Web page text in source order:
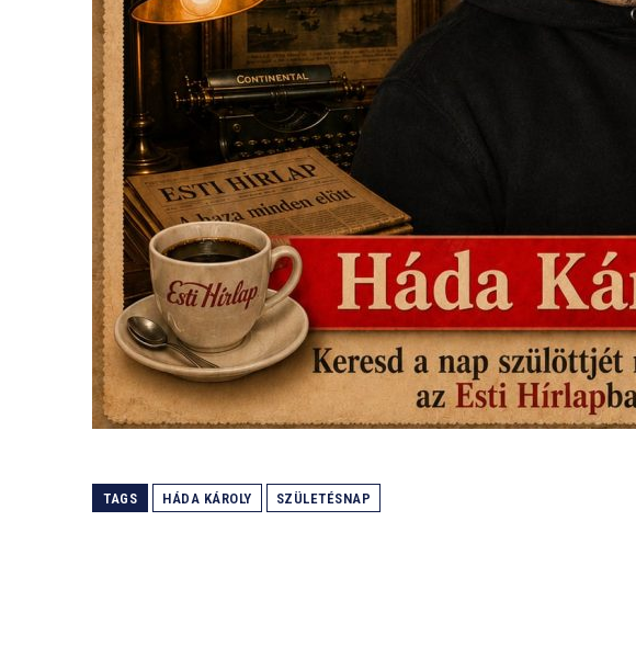
TAGS HÁDA KÁROLY SZÜLETÉSNAP